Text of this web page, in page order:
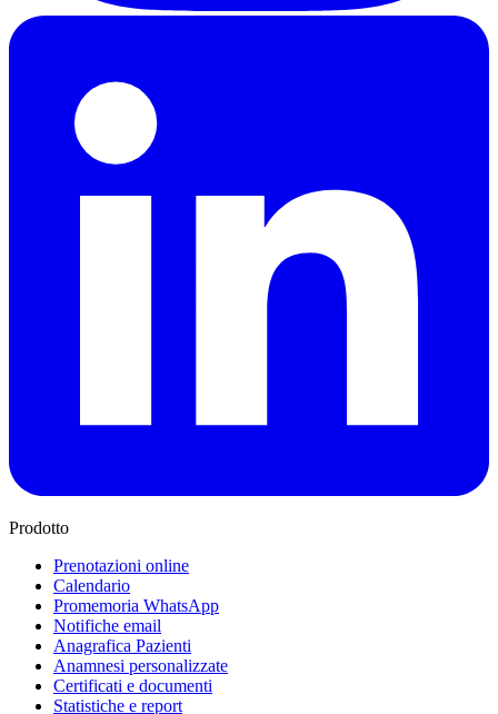
Prodotto
Prenotazioni online
Calendario
Promemoria WhatsApp
Notifiche email
Anagrafica Pazienti
Anamnesi personalizzate
Certificati e documenti
Statistiche e report